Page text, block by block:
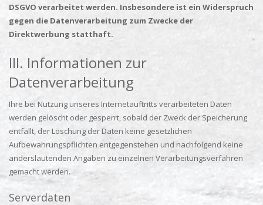
DSGVO verarbeitet werden. Insbesondere ist ein Widerspruch
gegen die Datenverarbeitung zum Zwecke der
Direktwerbung statthaft.
III. Informationen zur
Datenverarbeitung
Ihre bei Nutzung unseres Internetauftritts verarbeiteten Daten
werden gelöscht oder gesperrt, sobald der Zweck der Speicherung
entfällt, der Löschung der Daten keine gesetzlichen
Aufbewahrungspflichten entgegenstehen und nachfolgend keine
anderslautenden Angaben zu einzelnen Verarbeitungsverfahren
gemacht werden.
Serverdaten